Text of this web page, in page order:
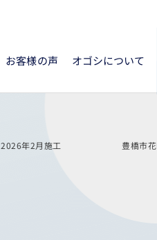
お客様の声 オゴシについて
2026年2月施工 豊